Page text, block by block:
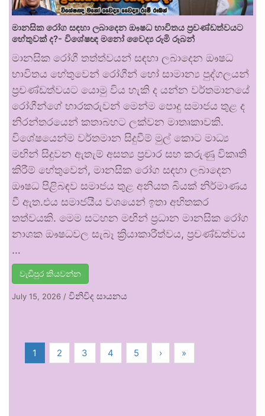
මානසික රෝග සඳහා ලබාදෙන ඖෂධ භාවිතය ප්‍රචණ්ඩත්වයට
හේතුවක් ද?- විශේෂඥ මනෝ වෛද්‍ය රූමි රූබන්
මානසික රෝගී තත්ත්වයන් සඳහා ලබාදෙන ඖෂධ
භාවිතය හේතුවෙන් රෝගීන් හෝ සාමාන්‍ය පුද්ගලයන්
ප්‍රචණ්ඩත්වයට යොමු විය හැකි ද යන්න වර්තමානයේ
රෝගීන්ගේ භාරකරුවන් මෙන්ම පොදු සමාජය තුළ ද
නිරන්තරයෙන් කතාබහට ලක්වන මාතෘකාවකි.
විශේෂයෙන්ම වර්තමාන සිදුවීම් මුල් කොට මාධ්‍ය
මඟින් සිදුවන ඇතැම් අසත්‍ය ප්‍රචාර සහ කරුණු විකෘති
කිරීම් හේතුවෙන්, මානසික රෝග සඳහා ලබාදෙන
ඖෂධ පිළිබඳව සමාජය තුළ අනියත බියක් නිර්මාණය
වී ඇත.එය සමාජයීය වශයෙන් ඉතා අහිතකර
තත්වයකි. මෙම සටහන මඟින් ප්‍රධාන මානසික රෝග
නාශක ඖෂධවල සැබෑ ක්‍රියාකාරීත්වය, ප්‍රචණ්ඩත්වය
…
වැඩිපුර කියවන්න
July 15, 2026 / විනිවිද සායනය
1 2 3 4 5 › »